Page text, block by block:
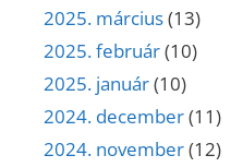
2025. március(13)
2025. február(10)
2025. január(10)
2024. december(11)
2024. november(12)